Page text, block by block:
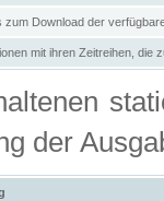
zum Download der
mit ihren Zeitreihen, die
der